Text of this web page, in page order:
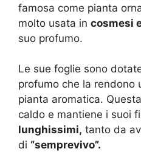
famosa come pianta
molto usata in cosmesi
suo profumo.
Le sue foglie sono
profumo che la rendono
pianta aromatica.
caldo e mantiene i suoi
lunghissimi, tanto da
di “semprevivo”.